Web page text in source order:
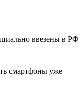
ввезены в РФ
смартфоны уже